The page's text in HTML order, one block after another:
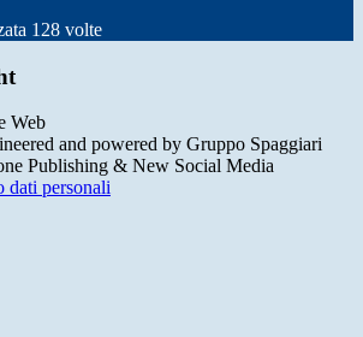
128 volte
and powered by Gruppo Spaggiari
Publishing & New Social Media
dati personali